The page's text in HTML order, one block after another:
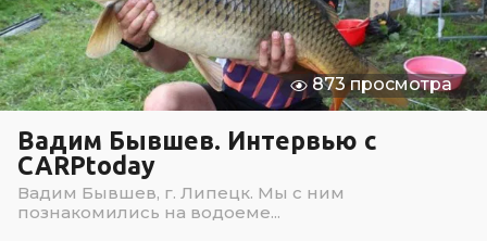
873 просмотра
Вадим Бывшев. Интервью с
CARPtoday
Вадим Бывшев, г. Липецк. Мы с ним
познакомились на водоеме...